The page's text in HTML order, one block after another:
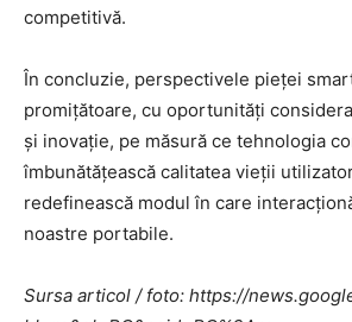
competitivă.
În concluzie, perspectivele pieței
promițătoare, cu oportunități
și inovație, pe măsură ce tehnologia
îmbunătățească calitatea vieții
redefinească modul în care
noastre portabile.
Sursa articol / foto: https://